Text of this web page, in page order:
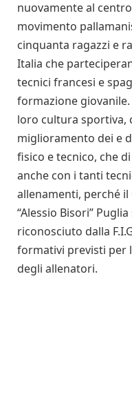
nuovamente al
movimento
cinquanta ragazzi e
Italia che
tecnici francesi e
formazione
loro cultura sportiva,
miglioramento dei e
fisico e tecnico, che
anche con i tanti
allenamenti, perché il
“Alessio Bisori”
riconosciuto dalla
formativi previsti per
degli allenatori.